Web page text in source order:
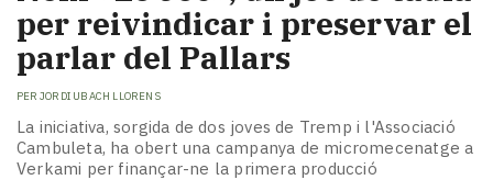
A
escena!
Dis
la
teva!
Subscriptors
La
per reivindicar i preservar el
parlar del Pallars
PER JORDI UBACH LLORENS
La iniciativa, sorgida de dos joves de Tremp i l'Associació
Cambuleta, ha obert una campanya de micromecenatge a
Verkami per finançar-ne la primera producció